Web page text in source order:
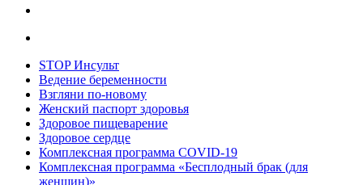
STOP Инсульт
Ведение беременности
Взгляни по-новому
Женский паспорт здоровья
Здоровое пищеварение
Здоровое сердце
Комплексная программа COVID-19
Комплексная программа «Бесплодный брак (для
женщин)»